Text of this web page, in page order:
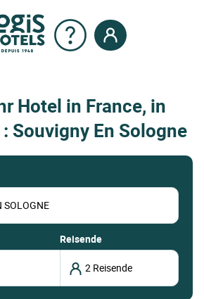
Hotel in France, in
Souvigny En Sologne
Reisende